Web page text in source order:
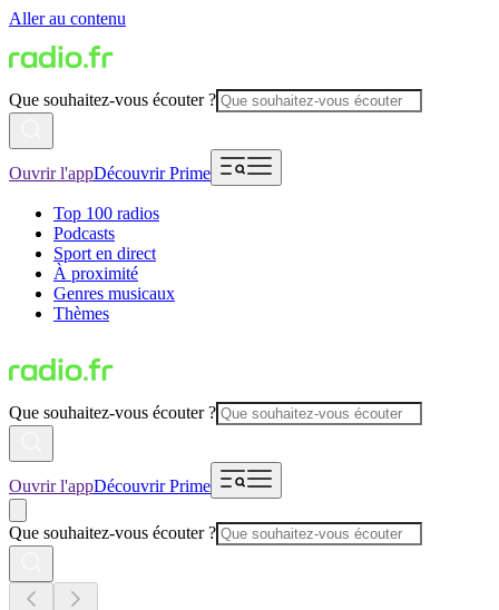
Aller au contenu
Que souhaitez-vous écouter ?
Ouvrir l'appDécouvrir Prime
Top 100 radios
Podcasts
Sport en direct
À proximité
Genres musicaux
Thèmes
Que souhaitez-vous écouter ?
Ouvrir l'appDécouvrir Prime
Que souhaitez-vous écouter ?